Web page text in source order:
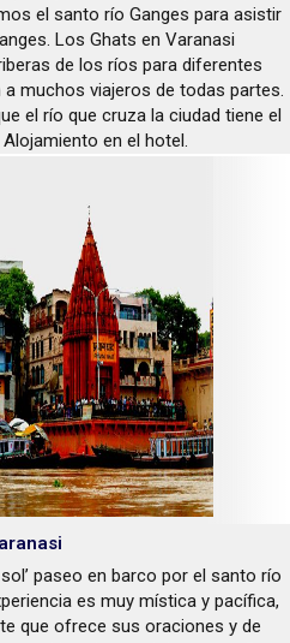
el santo río Ganges para asistir
Los Ghats en Varanasi
de los ríos para diferentes
muchos viajeros de todas partes.
el río que cruza la ciudad tiene el
en el hotel.
paseo en barco por el santo río
es muy mística y pacífica,
que ofrece sus oraciones y de